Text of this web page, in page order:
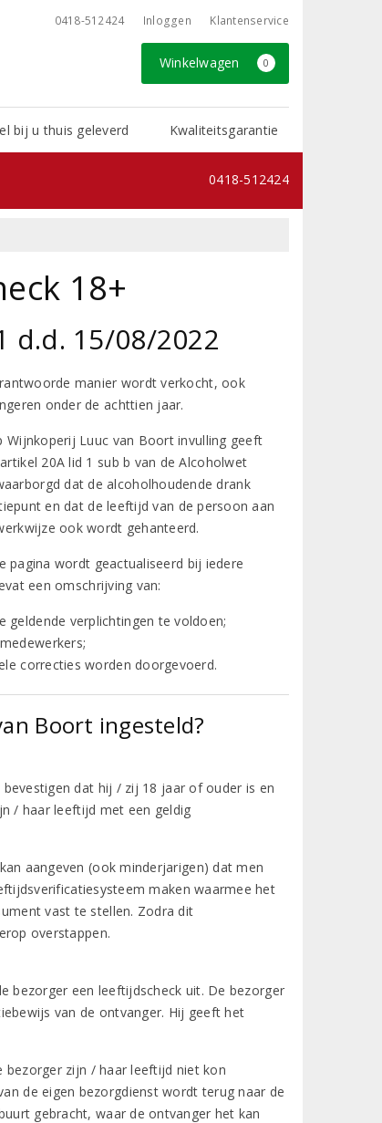
0418-512424 Inloggen Klantenservice
Winkelwagen 0
bij u thuis geleverd Kwaliteitsgarantie
0418-512424
18+
d.d. 15/08/2022
manier wordt verkocht, ook
onder de achttien jaar.
Luuc van Boort invulling geeft
20A lid 1 sub b van de Alcoholwet
dat de alcoholhoudende drank
en dat de leeftijd van de persoon aan
ook wordt gehanteerd.
wordt geactualiseerd bij iedere
een omschrijving van:
verplichtingen te voldoen;
correcties worden doorgevoerd.
Boort ingesteld?
dat hij / zij 18 jaar of ouder is en
/ haar leeftijd met een geldig
aangeven (ook minderjarigen) dat men
maken waarmee het
vast te stellen. Zodra dit
overstappen.
bezorger een leeftijdscheck uit. De bezorger
van de ontvanger. Hij geeft het
zijn / haar leeftijd niet kon
de eigen bezorgdienst wordt terug naar de
gebracht, waar de ontvanger het kan